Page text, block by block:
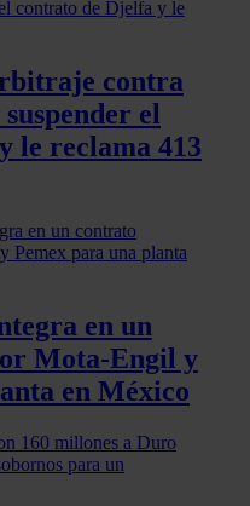
contra
el
le reclama 413
en un
Mota-Engil y
en México